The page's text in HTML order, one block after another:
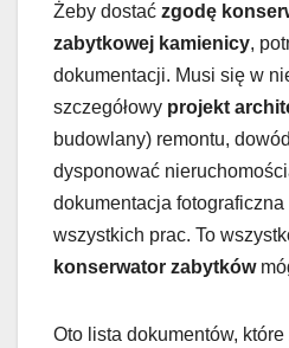
Żeby dostać zgodę
zabytkowej kamienicy,
dokumentacji. Musi się w
szczegółowy projekt
budowlany) remontu,
dysponować
dokumentacja fotograficzna
wszystkich prac. To
konserwator zabytków
Oto lista dokumentów,